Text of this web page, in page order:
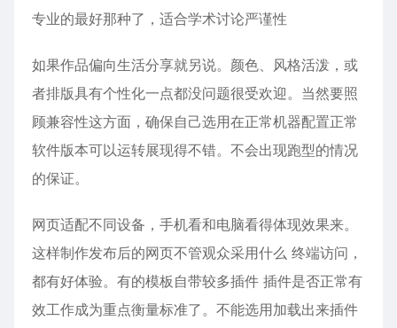
专业的最好那种了，适合学术讨论严谨性
如果作品偏向生活分享就另说。颜色、风格活泼，或
者排版具有个性化一点都没问题很受欢迎。当然要照
顾兼容性这方面，确保自己选用在正常机器配置正常
软件版本可以运转展现得不错。不会出现跑型的情况
的保证。
网页适配不同设备，手机看和电脑看得体现效果来。
这样制作发布后的网页不管观众采用什么 终端访问，
都有好体验。有的模板自带较多插件 插件是否正常有
效工作成为重点衡量标准了。不能选用加载出来插件